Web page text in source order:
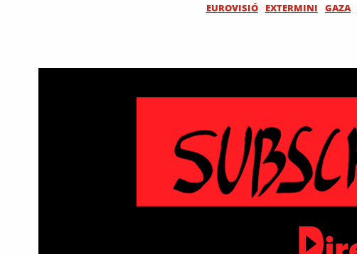
EUROVISIÓ EXTERMINI GAZA